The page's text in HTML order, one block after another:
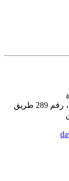
غرفة 1، الوحدة 323، 3/F، مبنى Kechuang، رقم 289 طريق